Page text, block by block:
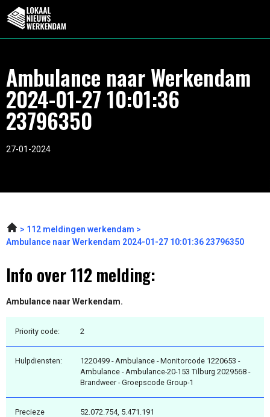
Ambulance naar Werkendam
2024-01-27 10:01:36
23796350
27-01-2024
112 meldingen werkendam
Ambulance naar Werkendam 2024-01-27 10:01:36 23796350
Info over 112 melding:
Ambulance naar Werkendam.
Priority code: 2
Hulpdiensten:
1220499 - Ambulance - Monitorcode 1220653 -
Ambulance - Ambulance-20-153 Tilburg 2029568 -
Brandweer - Groepscode Group-1
Precieze
52.072.754, 5.471.191